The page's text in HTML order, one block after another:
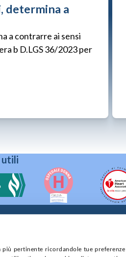
pertinente ricordandole tue preferenze
determina a
a contrarre ai sensi
b D.LGS 36/2023 per
utili